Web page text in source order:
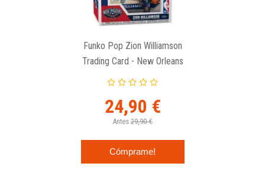
Funko Pop Zion Williamson
Trading Card - New Orleans
Pelicans
24,90 €
Antes 29,90 €
Cómprame!